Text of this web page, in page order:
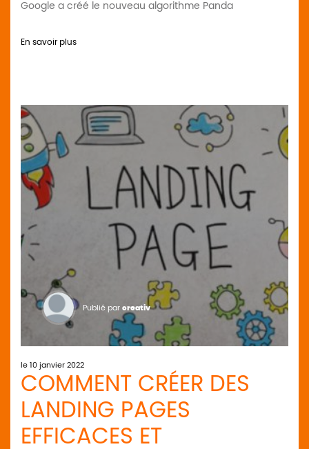
Google a créé le nouveau algorithme Panda
En savoir plus
Publié par creativ
le 10 janvier 2022
COMMENT CRÉER DES
LANDING PAGES
EFFICACES ET